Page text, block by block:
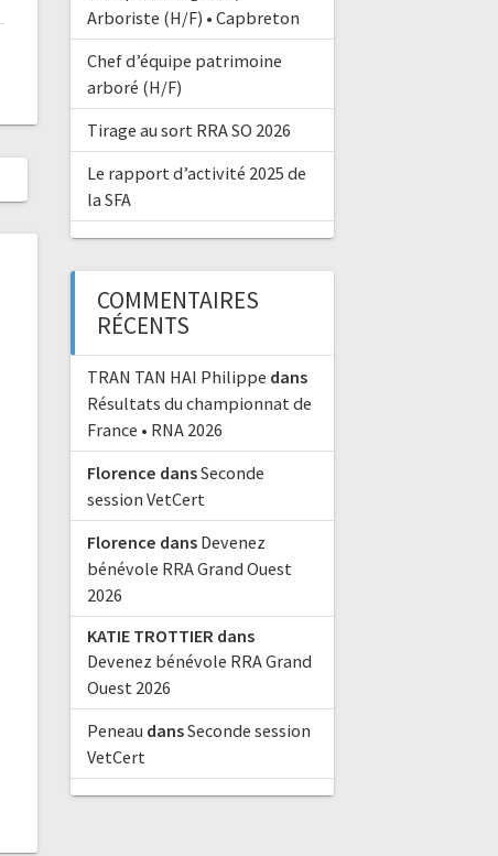
Arboriste (H/F) • Capbreton
Chef d’équipe patrimoine
arboré (H/F)
Tirage au sort RRA SO 2026
Le rapport d’activité 2025 de
la SFA
COMMENTAIRES
RÉCENTS
TRAN TAN HAI Philippe dans
Résultats du championnat de
France • RNA 2026
Florence dansSeconde
session VetCert
Florence dans Devenez
bénévole RRA Grand Ouest
2026
KATIE TROTTIER dans
Devenez bénévole RRA Grand
Ouest 2026
Peneau dansSeconde session
VetCert